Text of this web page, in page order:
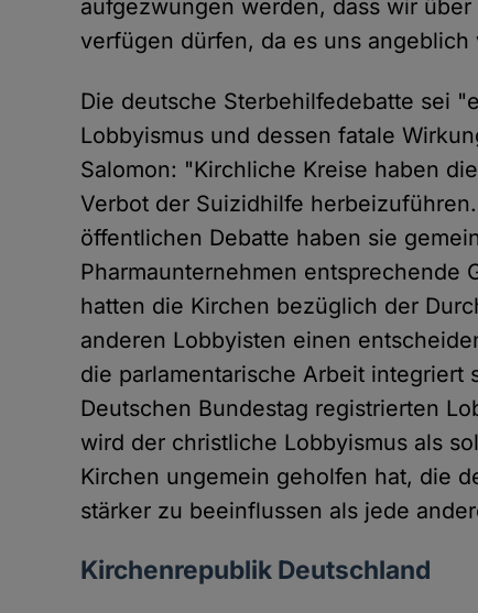
aufgezwungen werden, dass wir
verfügen dürfen, da es uns
Die deutsche Sterbehilfedebatte sei
Lobbyismus und dessen fatale
Salomon: "Kirchliche Kreise haben
Verbot der Suizidhilfe
öffentlichen Debatte haben sie
Pharmaunternehmen entsprechende
hatten die Kirchen bezüglich der
anderen Lobbyisten einen
die parlamentarische Arbeit integriert
Deutschen Bundestag registrierten
wird der christliche Lobbyismus als
Kirchen ungemein geholfen hat, die
stärker zu beeinflussen als jede
Kirchenrepublik Deutschland